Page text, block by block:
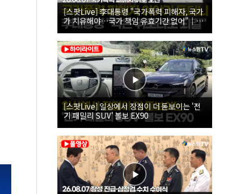
[스팟Live] 李대통령 "국가폭력 피해자, 국가
가 치유해야…국가 책임 유효기간 없어"｜
26.08.07 국가폭력 피해자 위로 오찬
[스팟Live] 일상에서 장점이 더 돋보이는 '전
기 패밀리 SUV' 볼보 EX90